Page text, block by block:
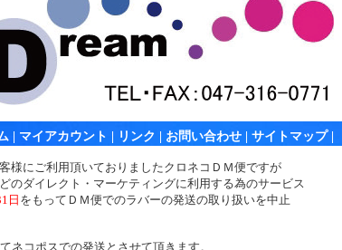
マイアカウント リンク お問い合わせ サイトマップ|
様にご利用頂いておりましたクロネコＤＭ便ですが
のダイレクト・マーケティングに利用する為のサービス
日 をもってＤＭ便でのラバーの発送の取り扱いを中止
ネコポスでの発送とさせて頂きます。